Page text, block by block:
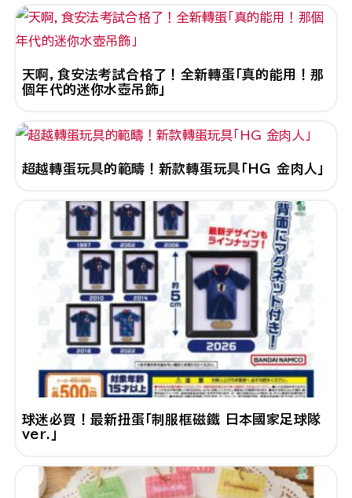
天啊，食安法考試合格了！全新轉蛋「真的能用！那
個年代的迷你水壺吊飾」
超越轉蛋玩具的範疇！新款轉蛋玩具「HG 金肉人」
球迷必買！最新扭蛋「制服框磁鐵 日本國家足球隊
ver.」